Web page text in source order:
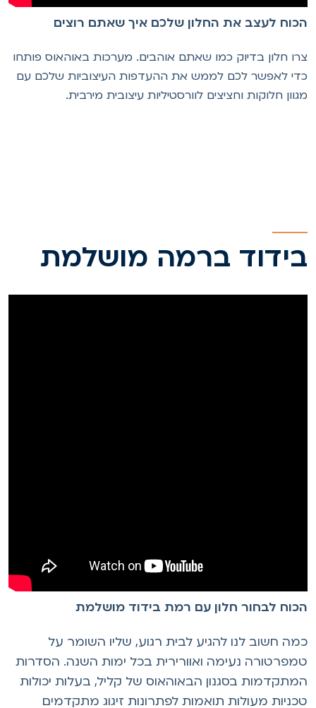
לעצב את החלון שלכם איך שאתם רוצים
חלון בדיוק כמו שאתם אוהבים. מערכות באוהאוס פותחו
לאפשר לכם לממש את ההעדפות העיצוביות שלכם עם
חלוקות וחציצים לוורסטיליות עיצובית מירבית.
ברמה מושלמת
לבחור חלון עם רמת בידוד מושלמת
חשוב לנו להגיע לבית רגוע, שליו השומר על
נעימה ואוורירית בכל ימות השנה. הסדרות
בסגנון הבאוהאוס של קליל, בעלות יכולות
מעולות תואמות לפתרונות זיגוג מתקדמים